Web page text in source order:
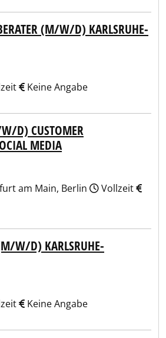
(M/W/D) KARLSRUHE-
Keine Angabe
D) CUSTOMER
MEDIA
am Main, Berlin
Vollzeit
W/D) KARLSRUHE-
Keine Angabe